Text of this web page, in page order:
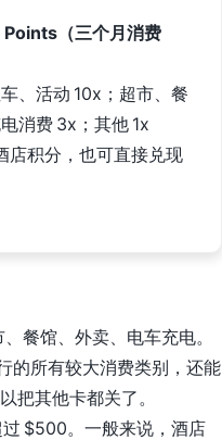
（三个月消费
、活动 10x；超市、餐
消费 3x；其他 1x
店积分，也可直接兑现
餐馆、外卖、电车充电。
的所有较大消费类别，还能
把其他卡都关了。
$500。一般来说，酒店